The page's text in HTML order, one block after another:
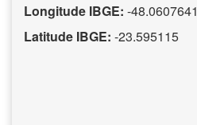
Longitude IBGE: -48.0607641
Latitude IBGE: -23.595115